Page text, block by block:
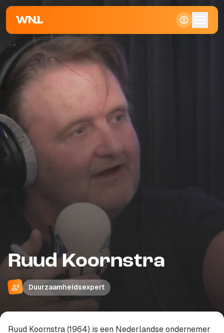
Ruud Koornstra
Duurzaamheidsexpert
Ruud Koornstra (1964) is een Nederlandse ondernemer